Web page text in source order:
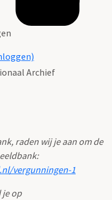
Archief
raden wij je aan om de
vergunningen-1
je op